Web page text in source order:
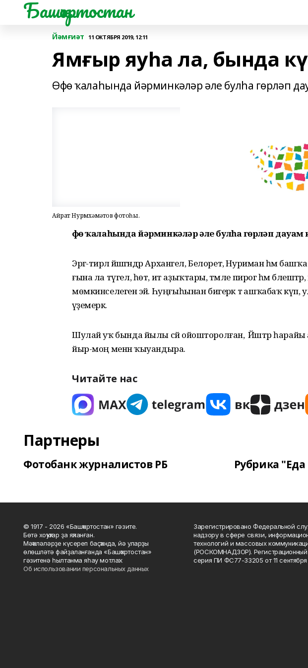
Башҡортостан
Йәмғиәт 11 ОКТЯБРЯ 2019, 12:11
Ямғыр яуһа ла, бында
Өфө ҡалаһында йәрминкәләр әле булһа гөрләп
Айрат Нурмөхәмәтов фотоһы.
Өфө ҡалаһында йәрминкәләр әле булһа гөрләп дауам
Эргә-тирәлә йәшәгәндәр Архангел, Белорет, Нуриман һәм
ғына ла түгел, һөт, ит аҙыҡтары, тәмле пирог һәм
мөмкинселегенә эйә. Һуңғыһынан бигерәк тә ашҡабаҡ күп,
әүҙемерәк.
Шулай уҡ бында йылы сәй ойошторолған, ә Йәштәр һарайы
йыр-моң менән ҡыуандыра.
Читайте нас
Партнеры
Фотобанк журналистов РБ Рубрика
© 1917 - 2026 «Башҡортостан» гәзите.
Бөтә хоҡуҡтар ҙа яҡланған.
Мәҡәләләрҙе күсереп баҫҡанда, йә уларҙы
өлөшләтә файҙаланғанда «Башҡортостан»
гәзитенә һылтанма яһау мотлаҡ.
Об использовании персональных данных
Зарегистрировано Федеральной
надзору в сфере связи,
технологий и массовых
(РОСКОМНАДЗОР). Регистрационный
серия ПИ ФС77-33205 от 11 сентября